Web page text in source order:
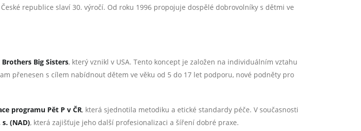
republice slaví 30. výročí. Od roku 1996 propojuje dospělé dobrovolníky s dětmi ve
Brothers Big Sisters, který vznikl v USA. Tento koncept je založen na individuálním vztahu
přenesen s cílem nabídnout dětem ve věku od 5 do 17 let podporu, nové podněty pro
programu Pět P v ČR, která sjednotila metodiku a etické standardy péče. V současnosti
(NAD), která zajišťuje jeho další profesionalizaci a šíření dobré praxe.